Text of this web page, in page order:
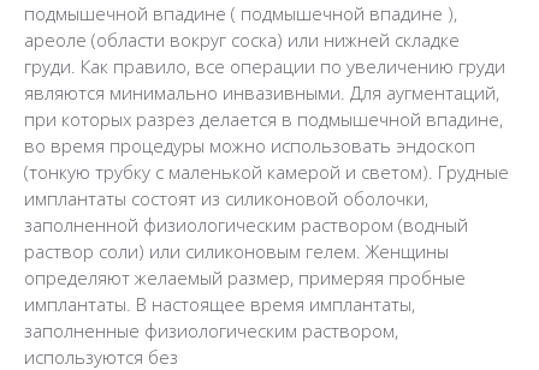
подмышечной впадине ( подмышечной впадине ),
ареоле (области вокруг соска) или нижней складке
груди. Как правило, все операции по увеличению груди
являются минимально инвазивными. Для аугментаций,
при которых разрез делается в подмышечной впадине,
во время процедуры можно использовать эндоскоп
(тонкую трубку с маленькой камерой и светом). Грудные
имплантаты состоят из силиконовой оболочки,
заполненной физиологическим раствором (водный
раствор соли) или силиконовым гелем. Женщины
определяют желаемый размер, примеряя пробные
имплантаты. В настоящее время имплантаты,
заполненные физиологическим раствором,
используются без